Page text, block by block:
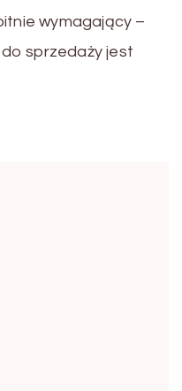
wymagający –
sprzedaży jest